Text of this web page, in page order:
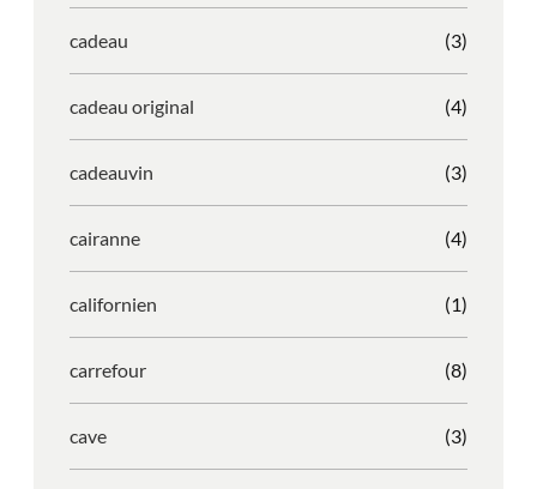
cadeau (3)
cadeau original (4)
cadeauvin (3)
cairanne (4)
californien (1)
carrefour (8)
cave (3)